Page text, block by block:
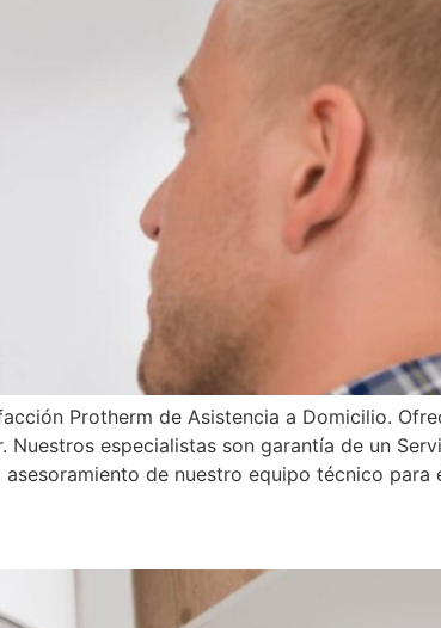
Protherm de Asistencia a Domicilio.
especialistas son garantía de un
de nuestro equipo técnico para